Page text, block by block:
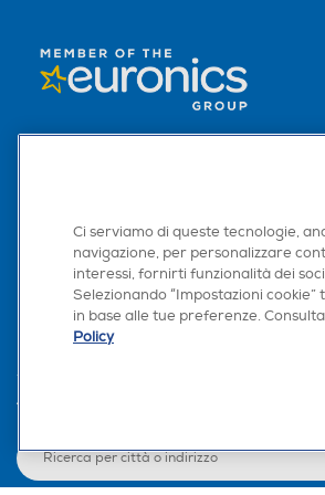
Trova negozio
Ci serviamo di queste tecnologie,
navigazione, per personalizzare
interessi, fornirti funzionalità dei
Selezionando “Impostazioni
in base alle tue preferenze.
Policy